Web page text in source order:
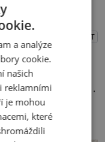
pokoji
PŘEHRÁT
I v době
v našem
že je nám
chuť
a analýze
cookie.
našich
reklamními
je mohou
které